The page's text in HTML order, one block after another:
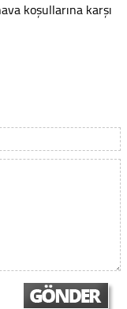
koşullarına karşı